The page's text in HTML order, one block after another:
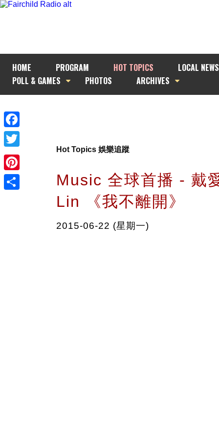
HOME PROGRAM HOT TOPICS
LOCAL NEWS
POLL & GAMES
PHOTOS ARCHIVES
Facebook
Twitter
Pinterest
Hot Topics 娛樂追蹤
Music 全球首播 - 戴
Lin 《我不離開》
2015-06-22 (星期一)